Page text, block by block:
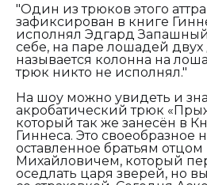
"Один из трюков этого
зафиксирован в книге
исполнял Эдгард
себе, на паре лошадей двух
называется колонна на
трюк никто не исполнял."
На шоу можно увидеть и
акробатический трюк
который так же занесён в
Гиннеса. Это своеобразное
оставленное братьям отцом
Михайловичем, который
оседлать царя зверей, но